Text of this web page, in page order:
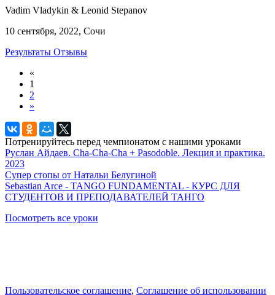
Vadim Vladykin & Leonid Stepanov
10 сентября, 2022, Сочи
Результаты Отзывы
«
1
2
»
Потренируйтесь перед чемпионатом с нашими уроками
Руслан Айдаев. Cha-Cha-Cha + Pasodoble. Лекция и практика.
2023
Супер стопы от Натальи Белугиной
Sebastian Arce - TANGO FUNDAMENTAL - КУРС ДЛЯ
СТУДЕНТОВ И ПРЕПОДАВАТЕЛЕЙ ТАНГО
Посмотреть все уроки
Пользовательское соглашение, Соглашение об использовании